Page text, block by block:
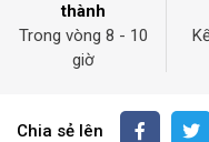
thành
Trong vòng 8 - 10
giờ
Chia sẻ lên